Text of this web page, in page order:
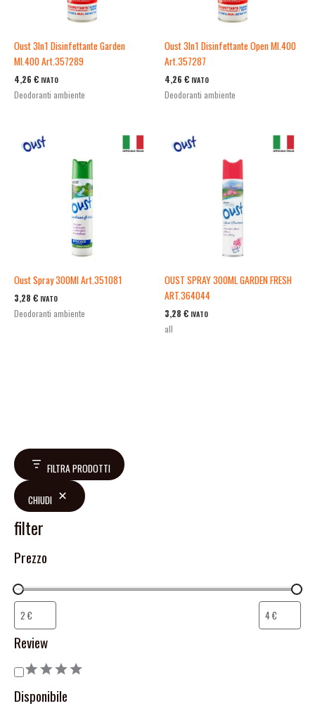
FILTRA PRODOTTI
CHIUDI
filter
Prezzo
Review
Disponibile
Oust 3In1 Disinfettante Garden
Ml.400 Art.357289
4,26 € IVATO
Deodoranti ambiente
Oust 3In1 Disinfettante Open Ml.400
Art.357287
4,26 € IVATO
Deodoranti ambiente
Oust Spray 300Ml Art.351081
3,28 € IVATO
Deodoranti ambiente
OUST SPRAY 300ML GARDEN FRESH
ART.364044
3,28 € IVATO
all